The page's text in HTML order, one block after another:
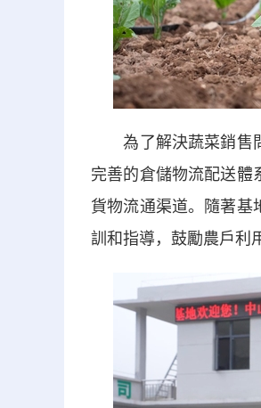
為了解決蔬菜銷售問
完善的倉儲物流配送體
貨物流通渠道。隨著基
訓和指導，鼓勵農戶利